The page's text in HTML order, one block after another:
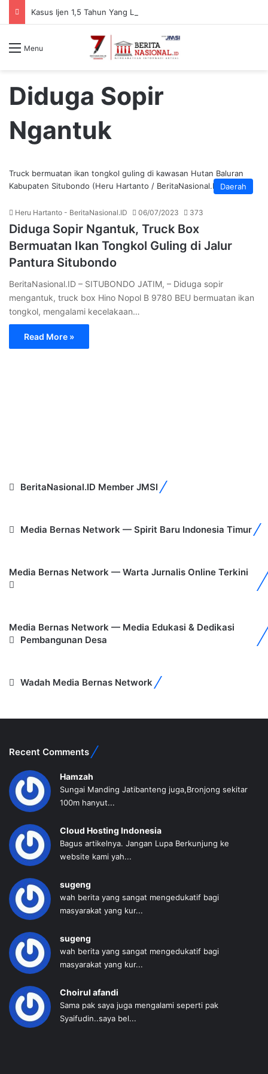
Menu
Diduga Sopir
Ngantuk
Daerah
Truck bermuatan ikan tongkol guling di kawasan Hutan Baluran
Kabupaten Situbondo (Heru Hartanto / BeritaNasional.ID)
Heru Hartanto - BeritaNasional.ID 06/07/2023 373
Diduga Sopir Ngantuk, Truck Box
Bermuatan Ikan Tongkol Guling di Jalur
Pantura Situbondo
BeritaNasional.ID – SITUBONDO JATIM, – Diduga sopir
mengantuk, truck box Hino Nopol B 9780 BEU bermuatan ikan
tongkol, mengalami kecelakaan…
Read More »
BeritaNasional.ID Member JMSI
Media Bernas Network — Spirit Baru Indonesia Timur
Media Bernas Network — Warta Jurnalis Online Terkini
Media Bernas Network — Media Edukasi & Dedikasi
Pembangunan Desa
Wadah Media Bernas Network
Recent Comments
Hamzah
Sungai Manding Jatibanteng juga,Bronjong sekitar
100m hanyut...
Cloud Hosting Indonesia
Bagus artikelnya. Jangan Lupa Berkunjung ke
website kami yah...
sugeng
wah berita yang sangat mengedukatif bagi
masyarakat yang kur...
sugeng
wah berita yang sangat mengedukatif bagi
masyarakat yang kur...
Choirul afandi
Sama pak saya juga mengalami seperti pak
Syaifudin..saya bel...